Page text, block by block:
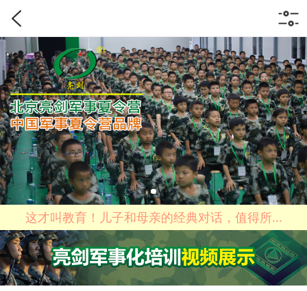
这才叫教育！儿子和母亲的经典对话，值得所...